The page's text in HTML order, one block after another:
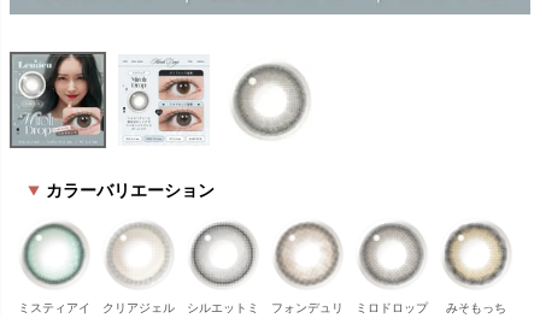
カラーバリエーション
ミスティアイ
クリアジェル
シルエットミ
フォンデュリ
ミロドロップ みそもっち